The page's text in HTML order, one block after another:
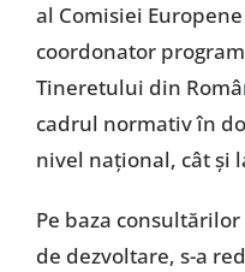
al Comisiei
coordonator
Tineretului din
cadrul normativ în
nivel naţional, cât şi
Pe baza
de dezvoltare, s-a